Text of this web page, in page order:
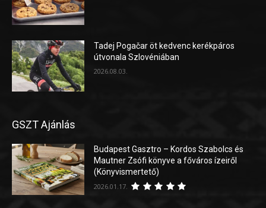
Tadej Pogačar öt kedvenc kerékpáros
útvonala Szlovéniában
2026.08.03.
GSZT Ajánlás
Budapest Gasztro – Kordos Szabolcs és
Mautner Zsófi könyve a főváros ízeiről
(Könyvismertető)
2026.01.17.